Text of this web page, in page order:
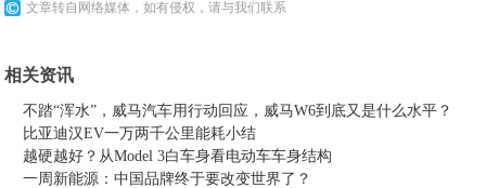
文章转自网络媒体，如有侵权，请与我们联系
相关资讯
不踏“浑水”，威马汽车用行动回应，威马W6到底又是什么水平？
比亚迪汉EV一万两千公里能耗小结
越硬越好？从Model 3白车身看电动车车身结构
一周新能源：中国品牌终于要改变世界了？